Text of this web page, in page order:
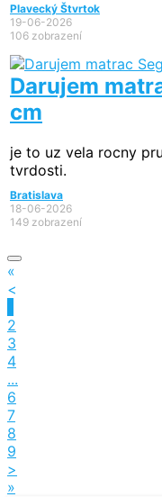
Plavecký Štvrtok
19-06-2026
106 zobrazení
Darujem
cm
je to uz vela rocny
tvrdosti.
Bratislava
18-06-2026
149 zobrazení
«
<
2
3
4
...
6
7
8
9
>
»